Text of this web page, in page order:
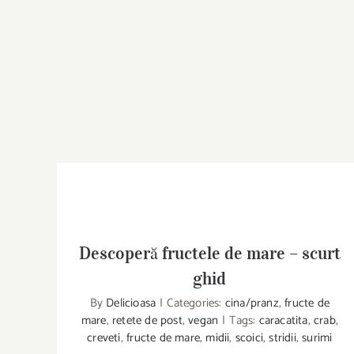
Descoperă fructele de mare – scurt ghid
Descoperă fructele de mare – scurt
ghid
By Delicioasa | Categories: cina/pranz,fructe de
mare, retete de post,vegan | Tags: caracatita, crab,
creveti,fructe de mare, midii, scoici,stridii,surimi